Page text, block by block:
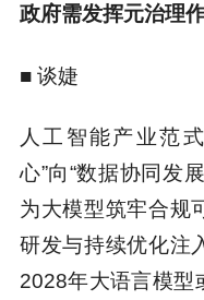
政府需发挥元治理
■ 谈婕
人工智能产业范
心”向“数据协同发
为大模型筑牢合规
研发与持续优化注
2028年大语言模型